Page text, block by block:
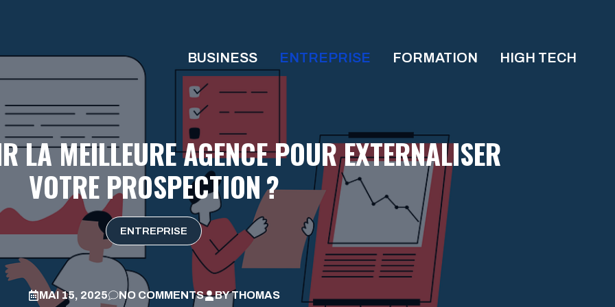
BUSINESS ENTREPRISE FORMATION HIGH TECH
LA MEILLEURE AGENCE POUR EXTERNALISER
VOTRE PROSPECTION ?
ENTREPRISE
MAI 15, 2025 NO COMMENTS BYTHOMAS